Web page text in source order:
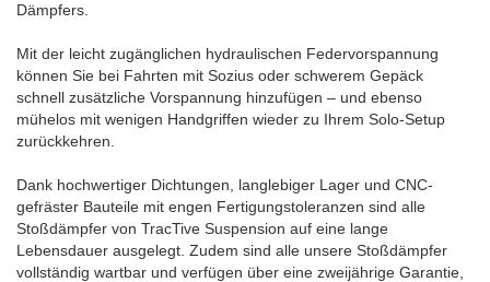
Dämpfers.
Mit der leicht zugänglichen hydraulischen Federvorspannung
können Sie bei Fahrten mit Sozius oder schwerem Gepäck
schnell zusätzliche Vorspannung hinzufügen – und ebenso
mühelos mit wenigen Handgriffen wieder zu Ihrem Solo-Setup
zurückkehren.
Dank hochwertiger Dichtungen, langlebiger Lager und CNC-
gefräster Bauteile mit engen Fertigungstoleranzen sind alle
Stoßdämpfer von TracTive Suspension auf eine lange
Lebensdauer ausgelegt. Zudem sind alle unsere Stoßdämpfer
vollständig wartbar und verfügen über eine zweijährige Garantie,